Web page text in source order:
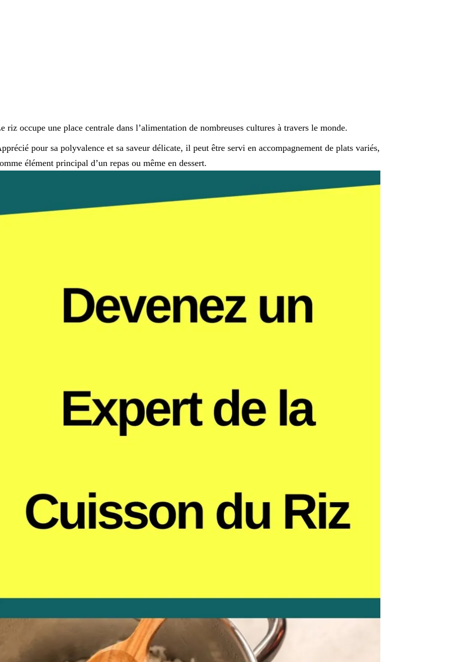
riz occupe une place centrale dans l’alimentation de nombreuses cultures à travers le monde.
pour sa polyvalence et sa saveur délicate, il peut être servi en accompagnement de plats variés,
élément principal d’un repas ou même en dessert.